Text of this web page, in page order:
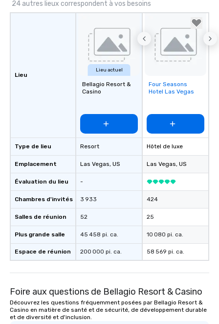
24 autres lieux correspondent à vos besoins
Lieu
Type de lieu
Emplacement
Évaluation du lieu
Chambres d'invités
Salles de réunion
Plus grande salle
Espace de réunion
Lieu actuel
Bellagio Resort &
Casino
Resort
Las Vegas, US
-
3 933
52
45 458 pi. ca.
200 000 pi. ca.
Removed from
favorites
Four Seasons
Hotel Las Vegas
Hôtel de luxe
Las Vegas, US
424
25
10 080 pi. ca.
58 569 pi. ca.
Foire aux questions de Bellagio Resort & Casino
Découvrez les questions fréquemment posées par Bellagio Resort &
Casino en matière de santé et de sécurité, de développement durable
et de diversité et d'inclusion.